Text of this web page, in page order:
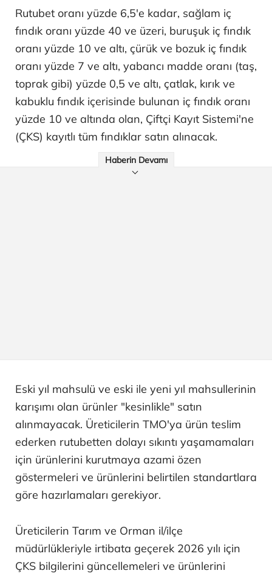
Rutubet oranı yüzde 6,5'e kadar, sağlam iç
fındık oranı yüzde 40 ve üzeri, buruşuk iç fındık
oranı yüzde 10 ve altı, çürük ve bozuk iç fındık
oranı yüzde 7 ve altı, yabancı madde oranı (taş,
toprak gibi) yüzde 0,5 ve altı, çatlak, kırık ve
kabuklu fındık içerisinde bulunan iç fındık oranı
yüzde 10 ve altında olan, Çiftçi Kayıt Sistemi'ne
(ÇKS) kayıtlı tüm fındıklar satın alınacak.
Haberin Devamı
Eski yıl mahsulü ve eski ile yeni yıl mahsullerinin
karışımı olan ürünler "kesinlikle" satın
alınmayacak. Üreticilerin TMO'ya ürün teslim
ederken rutubetten dolayı sıkıntı yaşamamaları
için ürünlerini kurutmaya azami özen
göstermeleri ve ürünlerini belirtilen standartlara
göre hazırlamaları gerekiyor.
Üreticilerin Tarım ve Orman il/ilçe
müdürlükleriyle irtibata geçerek 2026 yılı için
ÇKS bilgilerini güncellemeleri ve ürünlerini